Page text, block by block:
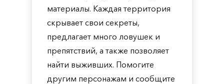
материалы. Каждая территория
скрывает свои секреты,
предлагает много ловушек и
препятствий, а также позволяет
найти выживших. Помогите
другим персонажам и сообщите